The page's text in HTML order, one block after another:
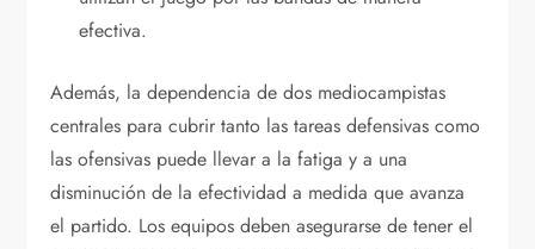
efectiva.
Además, la dependencia de dos mediocampistas
centrales para cubrir tanto las tareas defensivas como
las ofensivas puede llevar a la fatiga y a una
disminución de la efectividad a medida que avanza
el partido. Los equipos deben asegurarse de tener el